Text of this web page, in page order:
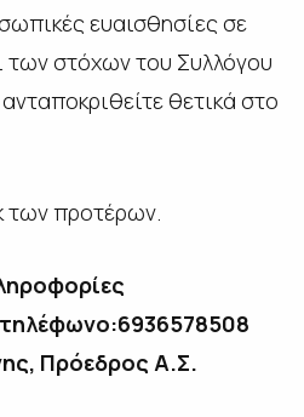
ευαισθησίες σε
στόχων του Συλλόγου
θετικά στο
των προτέρων.
:6936578508
Πρόεδρος Α.Σ.